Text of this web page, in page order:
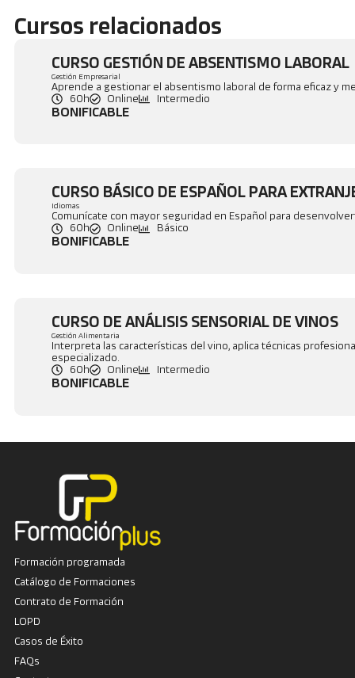
Cursos relacionados
CURSO GESTIÓN DE ABSENTISMO LABORAL
Gestión Empresarial
Aprende a gestionar el absentismo laboral de forma eficaz y
60h
Online Intermedio
BONIFICABLE
CURSO BÁSICO DE ESPAÑOL PARA
Idiomas
Comunícate con mayor seguridad en Español para
60h
Online Básico
BONIFICABLE
CURSO DE ANÁLISIS SENSORIAL DE VINOS
Gestión Alimentaria
Interpreta las características del vino, aplica técnicas
especializado.
60h
Online Intermedio
BONIFICABLE
Formación programada
Catálogo de Formaciones
Contrato de Formación
LOPD
Casos de Éxito
FAQs